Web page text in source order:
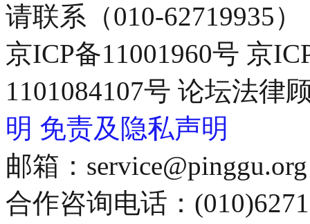
请联系（010-62719935）
京ICP备11001960号 京
1101084107号 论坛法律
明 免责及隐私声明
邮箱：service@pinggu.org
合作咨询电话：